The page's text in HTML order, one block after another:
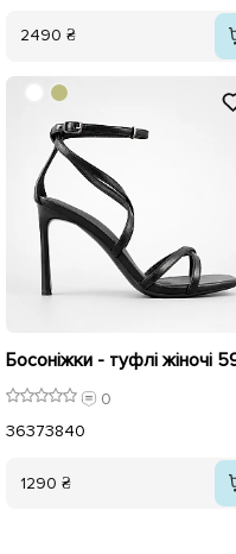
2490 ₴
0
36373840
1290 ₴